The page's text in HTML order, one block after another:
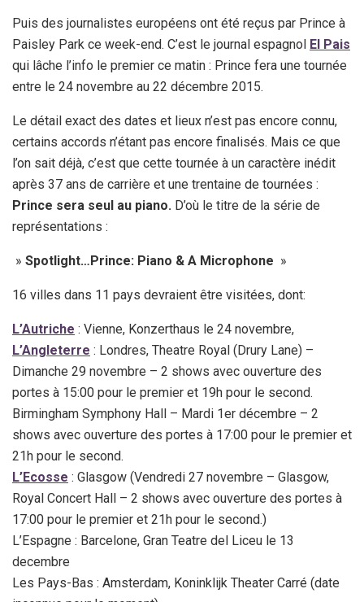
Puis des journalistes européens ont été reçus par Prince à
Paisley Park ce week-end. C’est le journal espagnol El Pais
qui lâche l’info le premier ce matin : Prince fera une tournée
entre le 24 novembre au 22 décembre 2015.
Le détail exact des dates et lieux n’est pas encore connu,
certains accords n’étant pas encore finalisés. Mais ce que
l’on sait déjà, c’est que cette tournée à un caractère inédit
après 37 ans de carrière et une trentaine de tournées :
Prince sera seul au piano. D’où le titre de la série de
représentations :
» Spotlight…Prince: Piano & A Microphone »
16 villes dans 11 pays devraient être visitées, dont:
L’Autriche : Vienne, Konzerthaus le 24 novembre,
L’Angleterre : Londres, Theatre Royal (Drury Lane) –
Dimanche 29 novembre – 2 shows avec ouverture des
portes à 15:00 pour le premier et 19h pour le second.
Birmingham Symphony Hall – Mardi 1er décembre – 2
shows avec ouverture des portes à 17:00 pour le premier et
21h pour le second.
L’Ecosse : Glasgow (Vendredi 27 novembre – Glasgow,
Royal Concert Hall – 2 shows avec ouverture des portes à
17:00 pour le premier et 21h pour le second.)
L’Espagne : Barcelone, Gran Teatre del Liceu le 13
decembre
Les Pays-Bas : Amsterdam, Koninklijk Theater Carré (date